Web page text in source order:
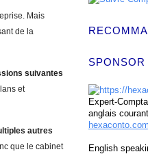
Mais
de la
suivantes
et
autres
que le cabinet
SPONSOR
Expert-
anglais courant
hexaconto.com
English